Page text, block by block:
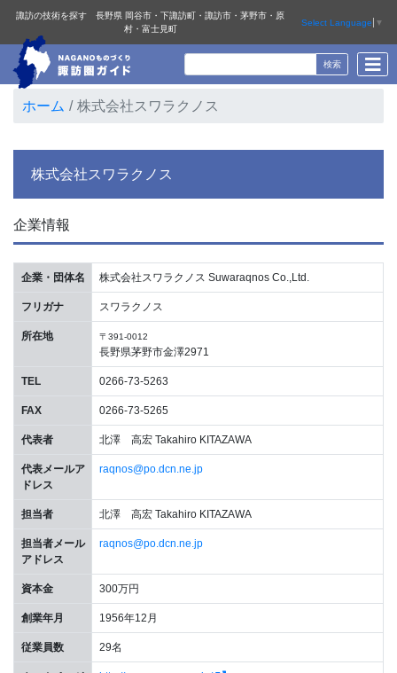
諏訪の技術を探す 長野県 岡谷市・下諏訪町・諏訪市・茅野市・原
村・富士見町
Select Language ▼
ホーム 株式会社スワラクノス
株式会社スワラクノス
企業情報
企業・団体名 株式会社スワラクノス Suwaraqnos Co.,Ltd.
フリガナ スワラクノス
所在地 〒391-0012
長野県茅野市金澤2971
TEL 0266-73-5263
FAX 0266-73-5265
代表者 北澤 高宏 Takahiro KITAZAWA
代表メールア
ドレス
raqnos@po.dcn.ne.jp
担当者 北澤 高宏 Takahiro KITAZAWA
担当者メール
アドレス
raqnos@po.dcn.ne.jp
資本金 300万円
創業年月 1956年12月
従業員数 29名